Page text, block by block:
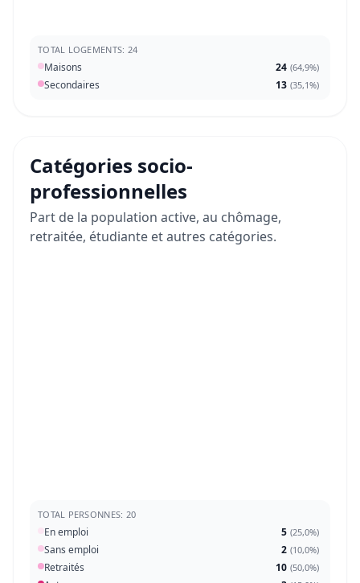
TOTAL LOGEMENTS: 24
Maisons 24 (64,9%)
Secondaires 13 (35,1%)
Catégories socio-
professionnelles
Part de la population active, au chômage,
retraitée, étudiante et autres catégories.
TOTAL PERSONNES: 20
En emploi 5 (25,0%)
Sans emploi 2 (10,0%)
Retraités 10 (50,0%)